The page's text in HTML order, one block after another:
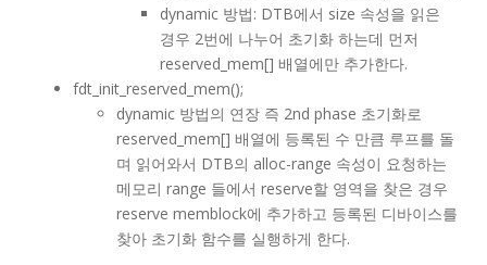
dynamic 방법: DTB에서 size 속성을 읽은
경우 2번에 나누어 초기화 하는데 먼저
reserved_mem[] 배열에만 추가한다.
fdt_init_reserved_mem();
dynamic 방법의 연장 즉 2nd phase 초기화로
reserved_mem[] 배열에 등록된 수 만큼 루프를 돌
며 읽어와서 DTB의 alloc-range 속성이 요청하는
메모리 range 들에서 reserve할 영역을 찾은 경우
reserve memblock에 추가하고 등록된 디바이스를
찾아 초기화 함수를 실행하게 한다.